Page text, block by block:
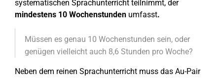
systematischen Sprachunterricht teilnimmt, der
mindestens 10 Wochenstunden umfasst.
Müssen es genau 10 Wochenstunden sein, oder
genügen vielleicht auch 8,6 Stunden pro Woche?
Neben dem reinen Sprachunterricht muss das Au-Pair